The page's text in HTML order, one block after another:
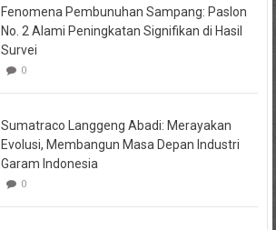
Fenomena Pembunuhan Sampang: Paslon
No. 2 Alami Peningkatan Signifikan di Hasil
Survei
0
Sumatraco Langgeng Abadi: Merayakan
Evolusi, Membangun Masa Depan Industri
Garam Indonesia
0